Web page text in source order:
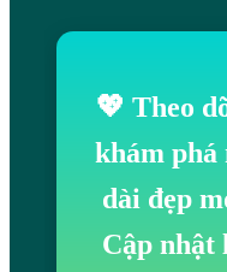
💖 Theo
khám phá
dài đẹp
Cập nhật